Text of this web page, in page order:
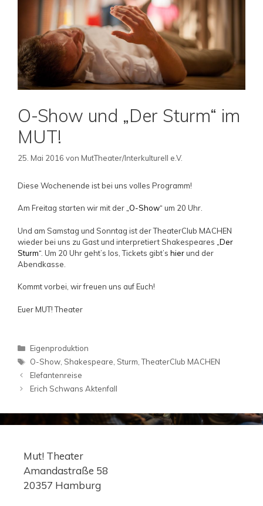
O-Show und „Der Sturm“ im
MUT!
25. Mai 2016 von MutTheater/Interkulturell e.V.
Diese Wochenende ist bei uns volles Programm!
Am Freitag starten wir mit der„O-Show“ um 20 Uhr.
Und am Samstag und Sonntag ist der TheaterClub MACHEN
wieder bei uns zu Gast und interpretiert Shakespeares „Der
Sturm“ . Um 20 Uhr geht’s los, Tickets gibt’s hierund der
Abendkasse.
Kommt vorbei, wir freuen uns auf Euch!
Euer MUT! Theater
Kategorien
Eigenproduktion
Schlagwörter
O-Show, Shakespeare, Sturm,TheaterClub MACHEN
Beitrags-
Navigation
Elefantenreise
Erich Schwans Aktenfall
Mut! Theater
Amandastraße 58
20357 Hamburg